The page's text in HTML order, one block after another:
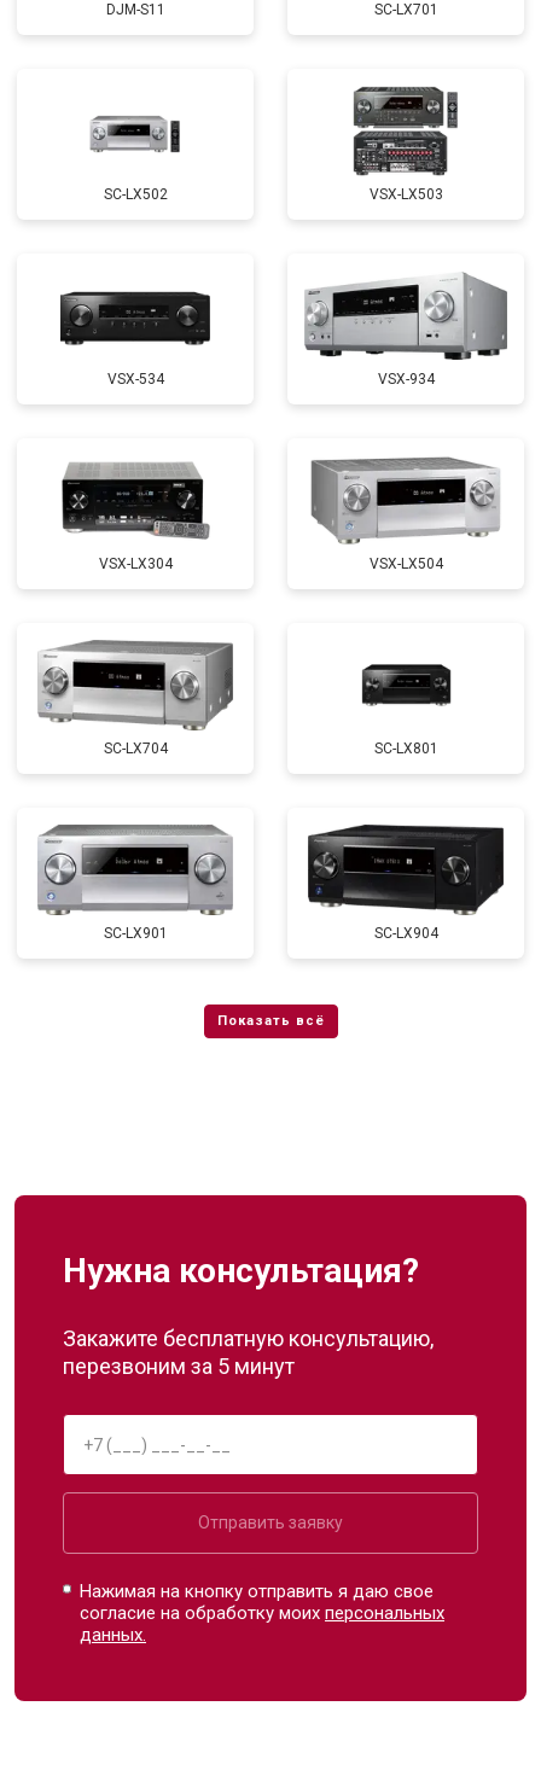
DJM-S11 SC-LX701
SC-LX502 VSX-LX503
VSX-534 VSX-934
VSX-LX304 VSX-LX504
SC-LX704 SC-LX801
SC-LX901 SC-LX904
Нужна консультация?
Закажите бесплатную консультацию,
перезвоним за 5 минут
Отправить заявку
Нажимая на кнопку отправить я даю свое
согласие на обработку моихперсональных
данных.